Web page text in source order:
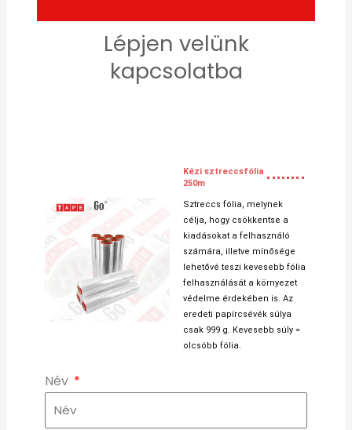
Lépjen velünk
kapcsolatba
Kézi sztreccsfólia
250m
Sztreccs fólia, melynek
célja, hogy csökkentse a
kiadásokat a felhasználó
számára, illetve mínősége
lehetővé teszi kevesebb fólia
felhasználását a környezet
védelme érdekében is. Az
eredeti papírcsévék súlya
csak 999 g. Kevesebb súly =
olcsóbb fólia.
Név